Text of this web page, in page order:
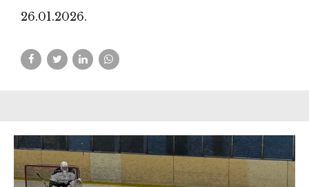
26.01.2026.